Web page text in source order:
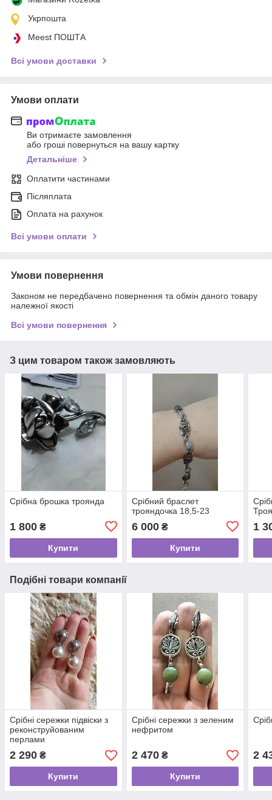
Укрпошта
Meest ПОШТА
Всі умови доставки
Умови оплати
Ви отримаєте замовлення
або гроші повернуться на вашу картку
Детальніше
Оплатити частинами
Післяплата
Оплата на рахунок
Всі умови оплати
Умови повернення
Законом не передбачено повернення та обмін даного товару
належної якості
Всі умови повернення
З цим товаром також замовляють
Срібна брошка троянда
1 800 ₴
Купити
Срібний браслет
трояндочка 18,5-23
6 000₴
Купити
1
Подібні товари компанії
Срібні сережки підвіски з
реконструйованим
перлами
2 290 ₴
Купити
Срібні сережки з зеленим
нефритом
2 470₴
Купити
2